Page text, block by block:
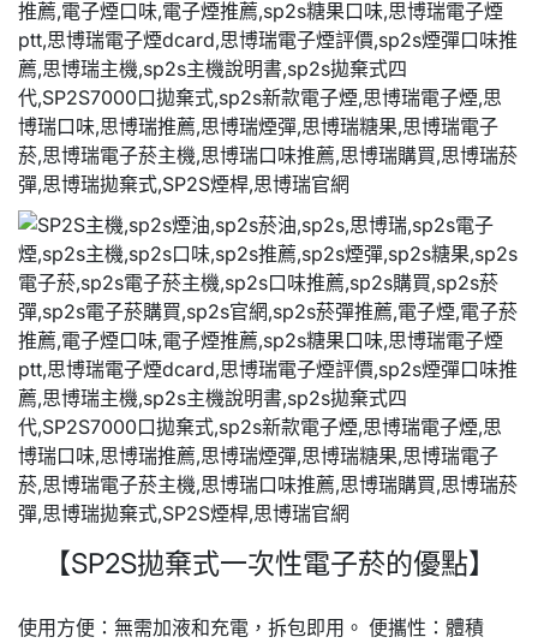
【SP2S拋棄式一次性電子菸的優點】
使用方便：無需加液和充電，拆包即用。 便攜性：體積